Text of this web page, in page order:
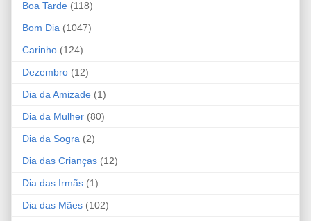
Boa Tarde (118)
Bom Dia (1047)
Carinho (124)
Dezembro (12)
Dia da Amizade (1)
Dia da Mulher (80)
Dia da Sogra (2)
Dia das Crianças (12)
Dia das Irmãs (1)
Dia das Mães (102)